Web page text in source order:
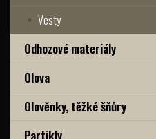
Vesty
Odhozové materiály
Olova
Olověnky, těžké šňůry
Partikly